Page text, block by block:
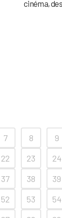
cinéma,
7 8 9
22 23 24
37 38 39
52 53 54